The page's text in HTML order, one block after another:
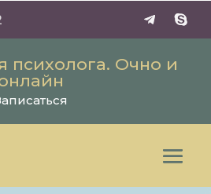
психолога. Очно и